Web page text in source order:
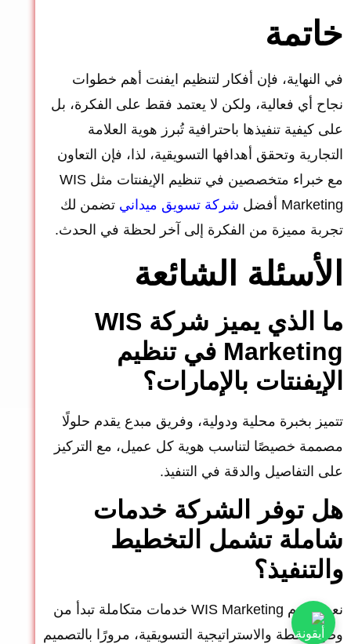
خاتمة
في النهاية، فإن أفكار لتنظيم ايفنت أهم خطوات
نجاح أي فعالية، ولكن لا يعتمد فقط على الفكرة، بل
على كيفية تنفيذها باحترافية تُبرز هوية العلامة
التجارية وتحقق أهدافها التسويقية، لذا، فإن التعاون
مع خبراء متخصصين في تنظيم الإيفنتات مثل WIS
Marketing أفضل
شركة تسويق ميداني تضمن لك
تجربة مميزة من الفكرة إلى آخر لحظة في الحدث.
الأسئلة الشائعة
ما الذي يميز شركة WIS
Marketing في تنظيم
الإيفنتات بالإمارات؟
تتميز بخبرة محلية ودولية، وفريق مبدع يقدم حلولًا
مصممة خصيصًا لتناسب هوية كل عميل، مع التركيز
على التفاصيل والدقة في التنفيذ.
هل توفر الشركة خدمات
شاملة تشمل التخطيط
والتنفيذ؟
نعم، تقدم WIS Marketing خدمات متكاملة تبدأ من
وضع الخطة والاستراتيجية التسويقية، مرورًا بالتصميم